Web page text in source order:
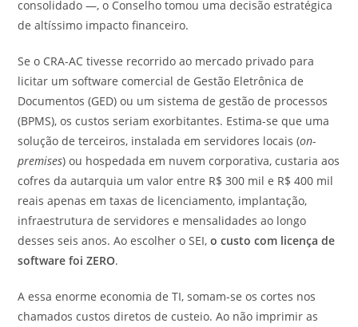
consolidado —, o Conselho tomou uma decisão estratégica
de altíssimo impacto financeiro.
Se o CRA-AC tivesse recorrido ao mercado privado para
licitar um software comercial de Gestão Eletrônica de
Documentos (GED) ou um sistema de gestão de processos
(BPMS), os custos seriam exorbitantes. Estima-se que uma
solução de terceiros, instalada em servidores locais (on-
premises) ou hospedada em nuvem corporativa, custaria aos
cofres da autarquia um valor entre R$ 300 mil e R$ 400 mil
reais apenas em taxas de licenciamento, implantação,
infraestrutura de servidores e mensalidades ao longo
desses seis anos. Ao escolher o SEI,o custo com licença de
software foi ZERO.
A essa enorme economia de TI, somam-se os cortes nos
chamados custos diretos de custeio. Ao não imprimir as